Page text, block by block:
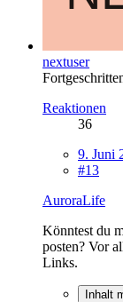
nextuser
Reaktionen
36
9. Juni
#13
AuroraLife
Könntest du
posten? Vor
Links.
Inhalt